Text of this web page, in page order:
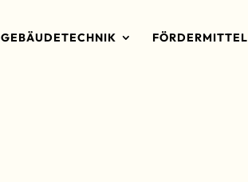
GEBÄUDETECHNIK FÖRDERMITTEL